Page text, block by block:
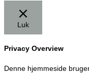
Luk
Privacy Overview
Denne hjemmeside